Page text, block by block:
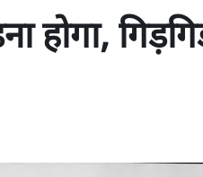
होगा,